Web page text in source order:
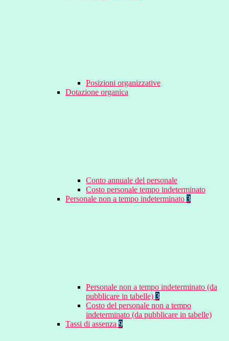
Posizioni organizzative
Dotazione organica
Conto annuale del personale
Costo personale tempo indeterminato
Personale non a tempo indeterminato 3
Personale non a tempo indeterminato (da
pubblicare in tabelle) 3
Costo del personale non a tempo
indeterminato (da pubblicare in tabelle)
Tassi di assenza 9